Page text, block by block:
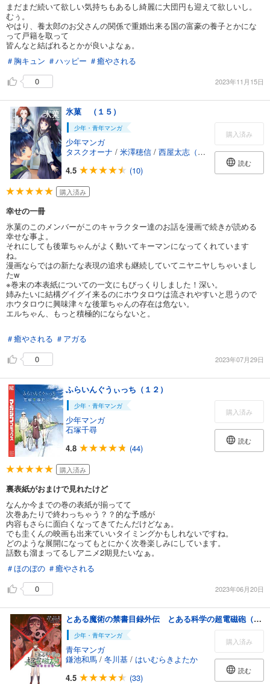
まだまだ続いて欲しい気持ちもあるし綺麗に大団円も迎えて欲しいし。
むぅ。
やはり、養太郎のお父さんの関係で重婚出来る国の富豪の養子とかにな
って戸籍を取って
皆んなと結ばれるとかが良いよなぁ。
＃胸キュン ＃ハッピー ＃癒やされる
0
2023年11月15日
氷菓 （１５）
少年・青年マンガ
少年マンガ
タスクオーナ / 米澤穂信 / 西屋太志（京都アニメーション）
4.5
(10)
購入済み
読む
購入済み
幸せの一冊
氷菓のこのメンバーがこのキャラクター達のお話を漫画で続きが読める
幸せな事よ。
それにしても後輩ちゃんがよく動いてキーマンになってくれています
ね。
漫画ならではの新たな表現の追求も継続していてニヤニヤしちゃいまし
たw
※巻末の本表紙についての一文にもびっくりしました！深い。
姉みたいに結構グイグイ来るのにホウタロウは流されやすいと思うので
ホウタロウに興味津々な後輩ちゃんの存在は危ない。
エルちゃん、もっと積極的にならないと。
＃癒やされる ＃アガる
0
2023年07月29日
ふらいんぐうぃっち（１２）
少年・青年マンガ
少年マンガ
石塚千尋
4.8
(44)
購入済み
読む
購入済み
裏表紙がおまけで見れたけど
なんか今までの巻の表紙が揃ってて
次巻あたりで終わっちゃう？？的な予感が
内容もさらに面白くなってきてたんだけどなぁ。
でも圭くんの映画も出来ていいタイミングかもしれないですね。
どのような展開になってもとにかく次巻楽しみにしています。
話数も溜まってるしアニメ2期見たいなぁ。
＃ほのぼの ＃癒やされる
0
2023年06月20日
とある魔術の禁書目録外伝 とある科学の超電磁砲（１７）
少年・青年マンガ
青年マンガ
鎌池和馬 / 冬川基 / はいむらきよたか
4.5
(33)
購入済み
読む